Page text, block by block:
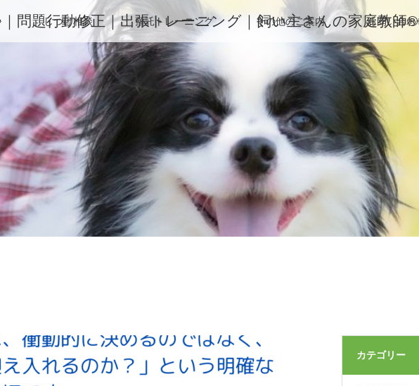
問題行動修正｜出張トレーニング｜飼い主さんの家庭教師®️
しつけ相談 預託トレーニング その他のご案内 お問い合わ
カテゴリー